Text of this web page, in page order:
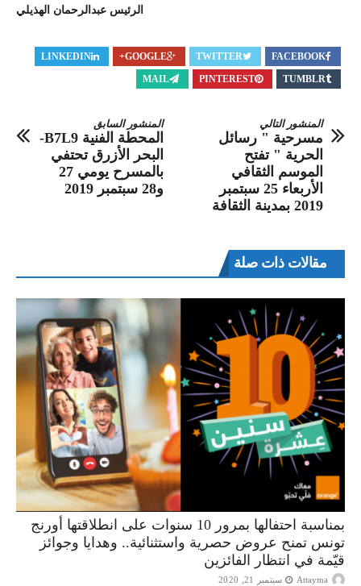
الرئيس عبدالرحمان الهذيلي
FACEBOOK
TWITTER
GOOGLE+
LINKEDIN
TUMBLR
PINTEREST
MAIL
المنشور السابق
المحطة الفنية B7L9-
البحر الأزرق تحتفي
بالمسرح يومي 27
و28 سبتمبر 2019
المنشور التالي
مسرحية " رسائل
الحرية " تفتح
الموسم الثقافي
الأربعاء 25 سبتمبر
2019 بمدينة الثقافة
مقالات ذات صلة
بمناسبة احتفالها بمرور 10 سنوات على انطلاقتها أورنج
تونس تمنح عروض حصرية واستثنائية.. وهدايا وجوائز
قيّمة في انتظار الفائزين
Attayma سبتمبر 21, 2020